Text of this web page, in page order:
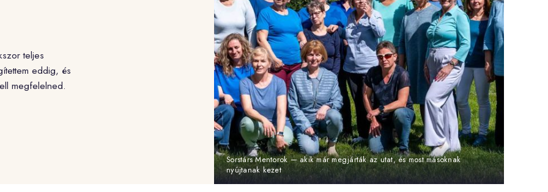
teljes
eddig, és
megfelelned.
Sorstárs Mentorok — akik már megjárták az utat, és most másoknak
nyújtanak kezet